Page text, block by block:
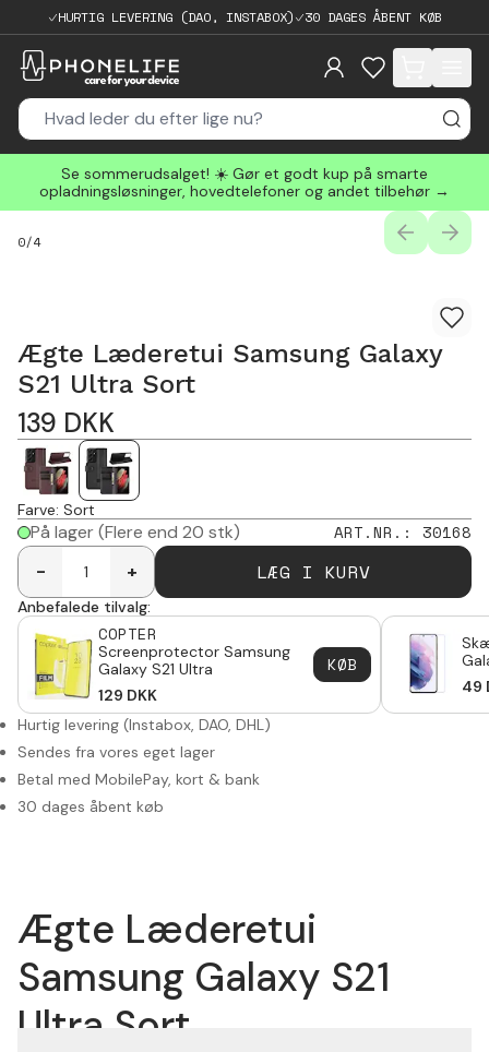
HURTIG LEVERING (DAO, INSTABOX) 30 DAGES ÅBENT KØB
items in cart,
Se sommerudsalget! ☀️ Gør et godt kup på smarte
opladningsløsninger, hovedtelefoner og andet tilbehør →
0/4
Ægte Læderetui Samsung Galaxy
S21 Ultra Sort
139 DKK
Farve: Sort
På lager(Flere end 20 stk) ART.NR. : 30168
-
+ LÆG I KURV
Anbefalede tilvalg:
COPTER
Screenprotector Samsung
Galaxy S21 Ultra
129 DKK
KØB
49
Hurtig levering (Instabox, DAO, DHL)
Sendes fra vores eget lager
Betal med MobilePay, kort & bank
30 dages åbent køb
Ægte Læderetui
Samsung Galaxy S21
Ultra Sort